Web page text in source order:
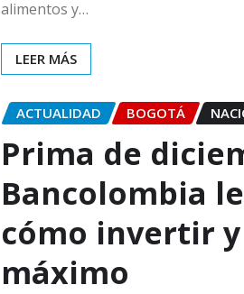
alimentos y…
LEER MÁS
ACTUALIDAD BOGOTÁ
Prima de
Bancolombia
cómo invertir
máximo